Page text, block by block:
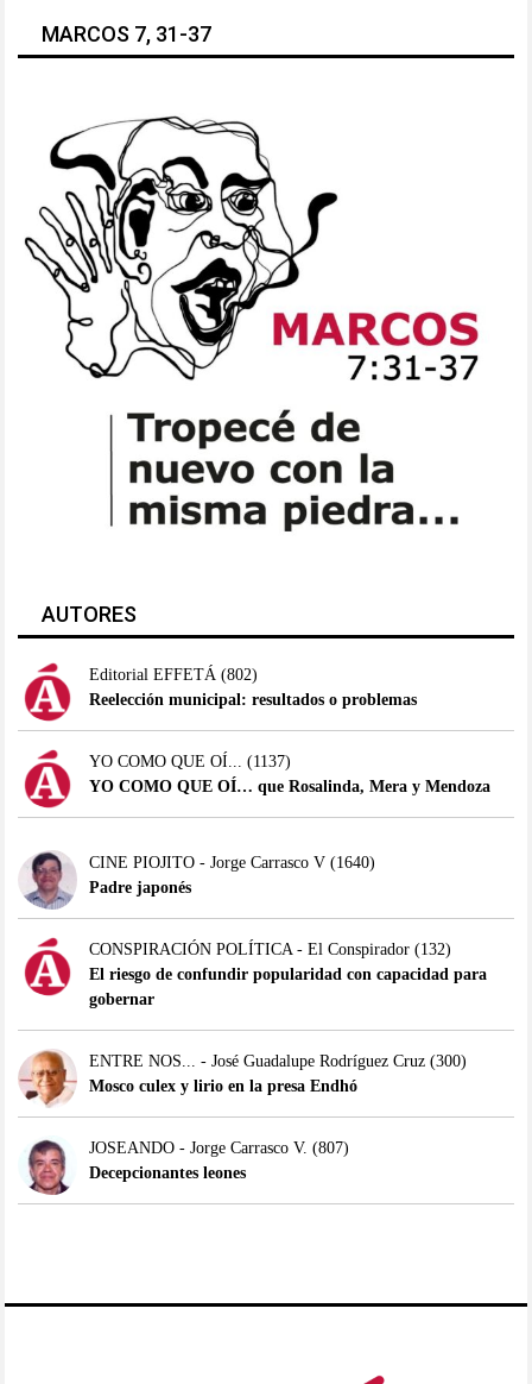
MARCOS 7, 31-37
AUTORES
Editorial EFFETÁ(802)
Reelección municipal: resultados o problemas
YO COMO QUE OÍ... (1137)
YO COMO QUE OÍ… que Rosalinda, Mera y Mendoza
CINE PIOJITO - Jorge Carrasco V(1640)
Padre japonés
CONSPIRACIÓN POLÍTICA - El Conspirador(132)
El riesgo de confundir popularidad con capacidad para
gobernar
ENTRE NOS... - José Guadalupe Rodríguez Cruz(300)
Mosco culex y lirio en la presa Endhó
JOSEANDO - Jorge Carrasco V. (807)
Decepcionantes leones